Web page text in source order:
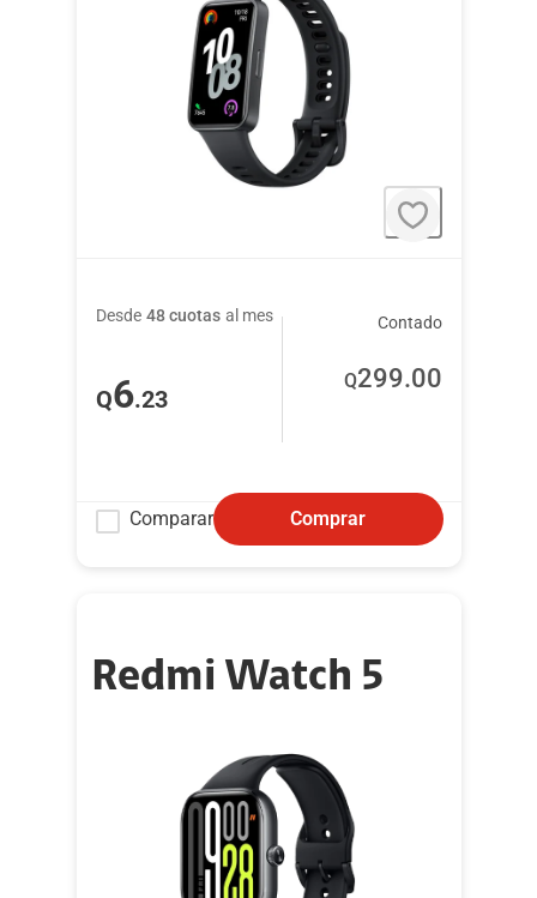
Desde 48 cuotas al mes
Q6.23
Contado
Q299.00
Comparar Comprar
Redmi Watch 5